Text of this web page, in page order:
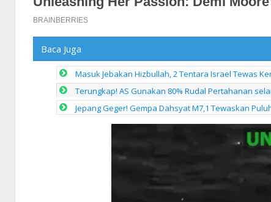
Baca Juga
Masuk Jebakan Hizbullah, 2 Tentara Israel Tewas
Terungkap! AS Gunakan 80% Rudal Pertahanan
Jepang Geger! Gempa Dahsyat M7,1 Tewaskan